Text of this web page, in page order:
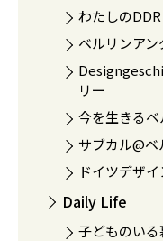
わたしのDDR
ベルリンア
リー
今を生きる
サブカル@ベ
ドイツデザ
Daily Life
子どものい